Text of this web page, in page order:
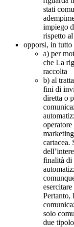
stati
impiego
rispetto
opporsi, in tutto
a) per
che La
raccolta
b) al
fini di
diretta o
cartacea.
finalità di
Pertanto,
solo
due